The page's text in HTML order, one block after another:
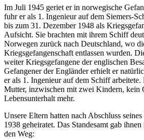
Im Juli 1945 geriet er in norwegische
fuhr er als 1. Ingenieur auf dem Siemers-
bis zum 31. Dezember 1948 als
Aufsicht. Sie brachten mit ihrem Schiff
Norwegen zurück nach Deutschland, wo
Kriegsgefangenschaft entlassen wurden.
weiter Kriegsgefangene der englischen
Gefangener der Engländer erhielt er
er als 1. Ingenieur auf dem Schiff arbeitete.
Mutter, inzwischen mit zwei Kindern, kein
Lebensunterhalt mehr.
Unsere Eltern hatten nach Abschluss
1938 geheiratet. Das Standesamt gab
den Weg: